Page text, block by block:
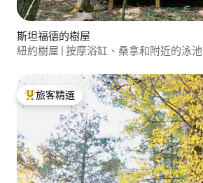
斯坦福德的樹屋
紐約樹屋 | 按摩浴缸、桑拿和附近的泳池
旅客精選榜首
旅客精選